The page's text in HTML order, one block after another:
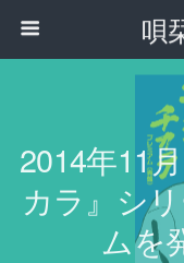
唄
2014年11
カラ』シ
ムを